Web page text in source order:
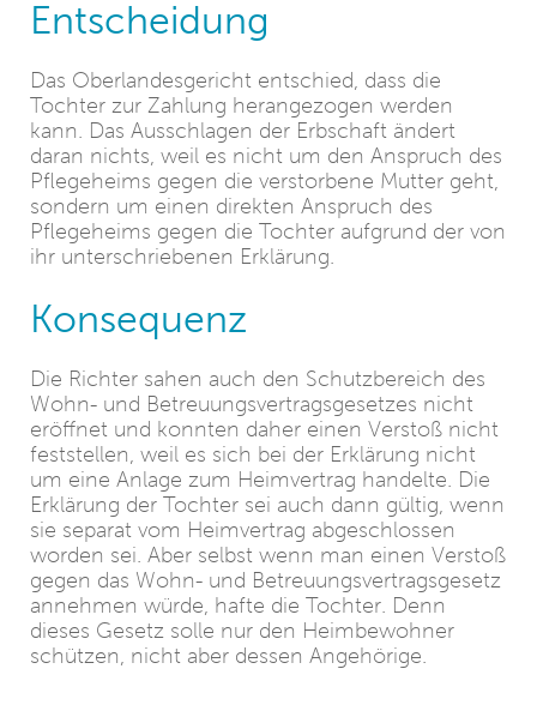
Entscheidung
Das Oberlandesgericht entschied, dass die
Tochter zur Zahlung herangezogen werden
kann. Das Ausschlagen der Erbschaft ändert
daran nichts, weil es nicht um den Anspruch des
Pflegeheims gegen die verstorbene Mutter geht,
sondern um einen direkten Anspruch des
Pflegeheims gegen die Tochter aufgrund der von
ihr unterschriebenen Erklärung.
Konsequenz
Die Richter sahen auch den Schutzbereich des
Wohn- und Betreuungsvertragsgesetzes nicht
eröffnet und konnten daher einen Verstoß nicht
feststellen, weil es sich bei der Erklärung nicht
um eine Anlage zum Heimvertrag handelte. Die
Erklärung der Tochter sei auch dann gültig, wenn
sie separat vom Heimvertrag abgeschlossen
worden sei. Aber selbst wenn man einen Verstoß
gegen das Wohn- und Betreuungsvertragsgesetz
annehmen würde, hafte die Tochter. Denn
dieses Gesetz solle nur den Heimbewohner
schützen, nicht aber dessen Angehörige.